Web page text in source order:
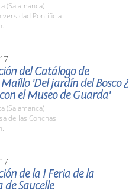
(Salamanca)
Pontificia
del Catálogo de
'Del jardín del Bosco ¿
el Museo de Guarda'
(Salamanca)
de las Conchas
de la I Feria de la
Saucelle